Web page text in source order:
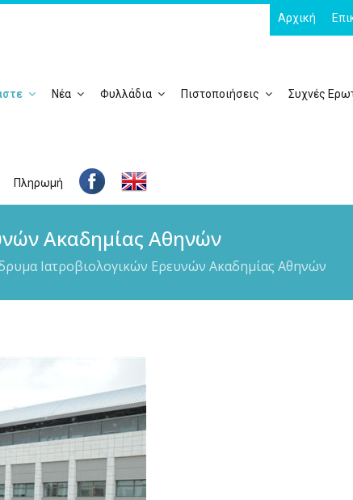
Αρχική
Νέα Φυλλάδια Πιστοποιήσεις Συχνές
Πληρωμή
Ακαδημίας Αθηνών
Ιατροβιολογικών Ερευνών Ακαδημίας Αθηνών